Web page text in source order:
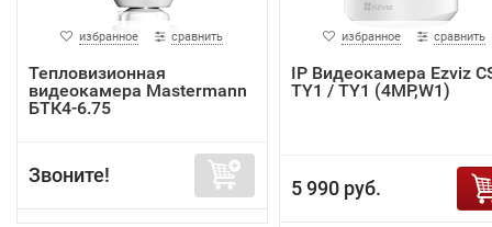
избранное сравнить
Тепловизионная
видеокамера Mastermann
БТК4-6.75
Звоните!
избранное сравнить
IP Видеокамера Ezviz
TY1 / TY1 (4MP,W1)
5 990 руб.